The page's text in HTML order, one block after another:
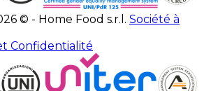
© - Home Food s.r.l. Société à
Confidentialité